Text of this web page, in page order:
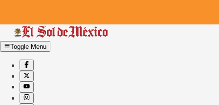
Toggle Menu